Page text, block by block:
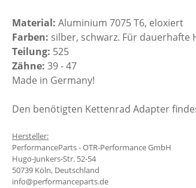
Material: Aluminium 7075 T6, eloxiert
Farben: silber, schwarz. Für
Teilung: 525
Zähne: 39 - 47
Made in Germany!
Den benötigten Kettenrad Adapter
Hersteller:
PerformanceParts - OTR-Performance GmbH
Hugo-Junkers-Str. 52-54
50739 Köln, Deutschland
info@performanceparts.de